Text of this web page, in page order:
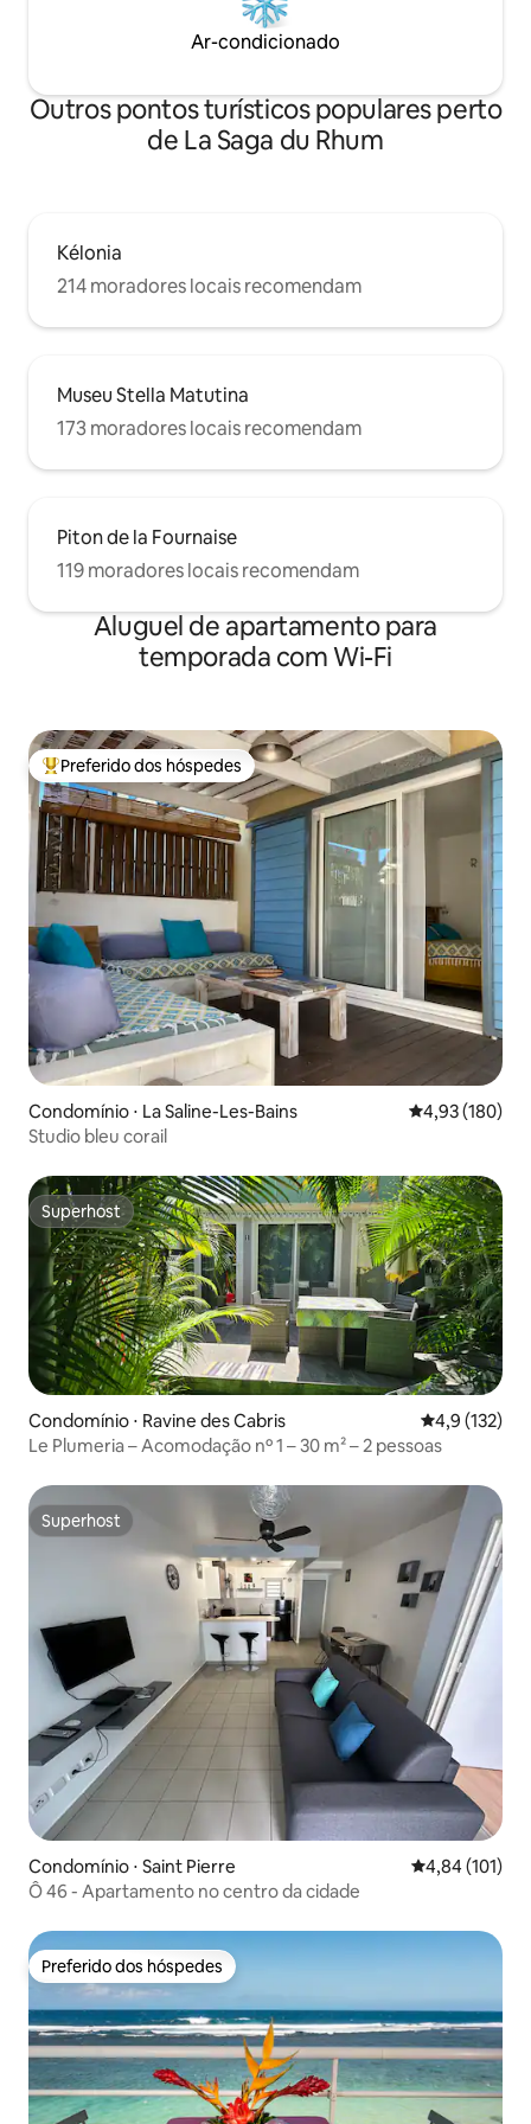
Ar-condicionado
Outros pontos turísticos populares perto
de La Saga du Rhum
Kélonia
214 moradores locais recomendam
Museu Stella Matutina
173 moradores locais recomendam
Piton de la Fournaise
119 moradores locais recomendam
Aluguel de apartamento para
temporada com Wi-Fi
Entre os melhores preferidos dos hóspedes
Preferido dos hóspedes
Condomínio ⋅ La Saline-Les-Bains 4,93 de uma
4,93 (180)
Studio bleu corail
Superhost
Superhost
Condomínio ⋅ Ravine des Cabris 4,9 de uma
4,9 (132)
Le Plumeria – Acomodação nº 1 – 30 m² – 2 pessoas
Superhost
Superhost
Condomínio ⋅ Saint Pierre 4,84 de uma
4,84 (101)
Ô 46 - Apartamento no centro da cidade
Preferido dos hóspedes
Preferido dos hóspedes